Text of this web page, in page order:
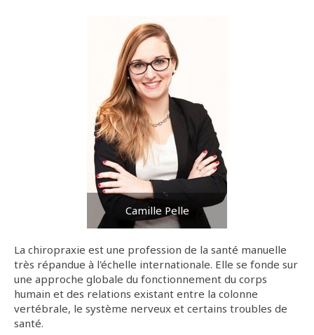
Camille Pelle
La chiropraxie est une profession de la santé manuelle
très répandue à l'échelle internationale. Elle se fonde sur
une approche globale du fonctionnement du corps
humain et des relations existant entre la colonne
vertébrale, le système nerveux et certains troubles de
santé.